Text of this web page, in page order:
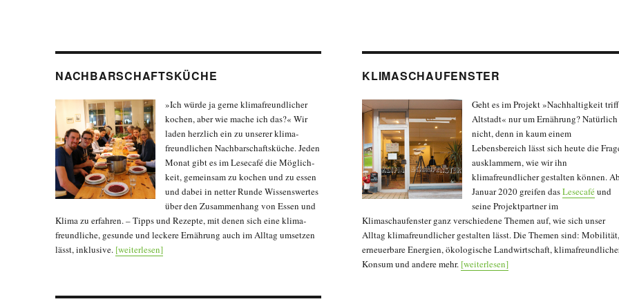
NACHBARSCHAFTSKÜCHE
»Ich würde ja gerne klima­freund­licher
kochen, aber wie mache ich das?« Wir
laden herzlich ein zu unserer klima­
freund­lichen Nach­bar­schafts­küche. Jeden
Monat gibt es im Lesecafé die Mög­lich­
keit, gemeinsam zu kochen und zu essen
und dabei in netter Runde Wissens­wertes
über den Zu­sam­men­hang von Essen und
Klima zu erfahren. – Tipps und Rezepte, mit denen sich eine klima­
freundliche, gesunde und leckere Ernährung auch im Alltag umsetzen
lässt, inklusive. [weiterlesen]
KLIMASCHAUFENSTER
Geht es im Projekt »Nachhaltigkeit
Altstadt« nur um Ernährung? Natürlich
nicht, denn in kaum einem
Lebensbereich lässt sich heute die
ausklammern, wie wir ihn
klimafreundlicher gestalten können. Ab
Januar 2020 greifen dasLesecaféund
seine Projekt­partner im
Klimaschaufenster ganz verschiedene Themen auf, wie sich unser
Alltag klimafreundlicher gestalten lässt. Die Themen sind: Mobilität,
erneuerbare Energien, öko­lo­gische Land­wirtschaft,
Konsum und andere mehr. [weiterlesen]